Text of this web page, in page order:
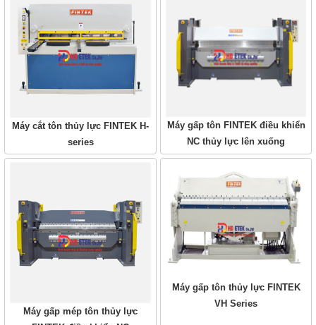
Máy cắt tôn thủy lực FINTEK H-
series
Máy gấp tôn FINTEK điều khiển
NC thủy lực lên xuống
Máy gấp mép tôn thủy lực
Máy gấp tôn thủy lực FINTEK
VH Series